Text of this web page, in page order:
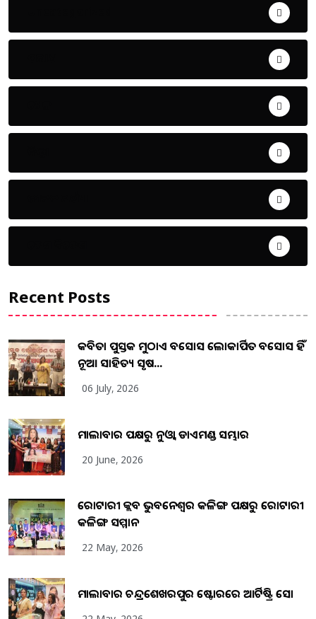
Recent Posts
କବିତା ପୁସ୍ତକ ମୁଠାଏ ଅବସୋସ ଲୋକାର୍ପିତ ଅବସୋସ ହିଁ
ନୂଆ ସାହିତ୍ୟ ସୃଷ...
06 July, 2026
ମାଲାବାର ପକ୍ଷରୁ ନୁଓ୍ବା ଡାଏମଣ୍ଡ ସମ୍ଭାର
20 June, 2026
ରୋଟାରୀ କ୍ଲବ ଭୁବନେଶ୍ୱର କଳିଙ୍ଗ ପକ୍ଷରୁ ରୋଟାରୀ
କଳିଙ୍ଗ ସମ୍ମାନ
22 May, 2026
ମାଲାବାର ଚନ୍ଦ୍ରଶେଖରପୁର ଷ୍ଟୋରରେ ଆର୍ଟିଷ୍ଟ୍ରି ସୋ